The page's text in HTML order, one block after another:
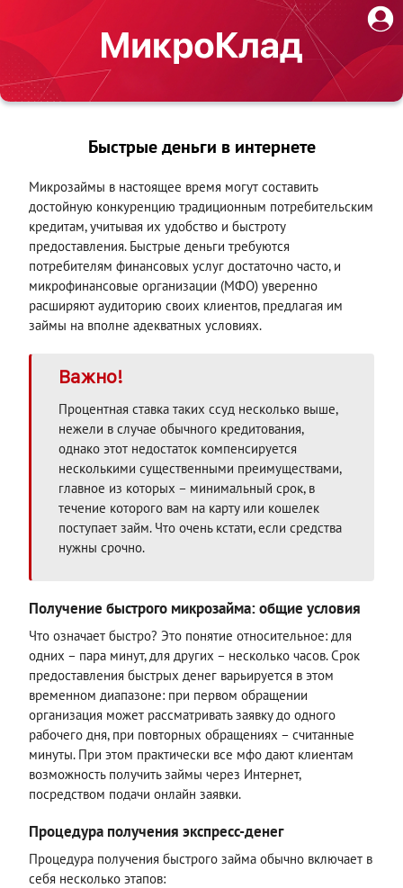
Быстрые деньги в интернете
Микрозаймы в настоящее время могут составить
достойную конкуренцию традиционным потребительским
кредитам, учитывая их удобство и быстроту
предоставления. Быстрые деньги требуются
потребителям финансовых услуг достаточно часто, и
микрофинансовые организации (МФО) уверенно
расширяют аудиторию своих клиентов, предлагая им
займы на вполне адекватных условиях.
Важно!
Процентная ставка таких ссуд несколько выше,
нежели в случае обычного кредитования,
однако этот недостаток компенсируется
несколькими существенными преимуществами,
главное из которых – минимальный срок, в
течение которого вам на карту или кошелек
поступает займ. Что очень кстати, если средства
нужны срочно.
Получение быстрого микрозайма: общие условия
Что означает быстро? Это понятие относительное: для
одних – пара минут, для других – несколько часов. Срок
предоставления быстрых денег варьируется в этом
временном диапазоне: при первом обращении
организация может рассматривать заявку до одного
рабочего дня, при повторных обращениях – считанные
минуты. При этом практически все мфо дают клиентам
возможность получить займы через Интернет,
посредством подачи онлайн заявки.
Процедура получения экспресс-денег
Процедура получения быстрого займа обычно включает в
себя несколько этапов: